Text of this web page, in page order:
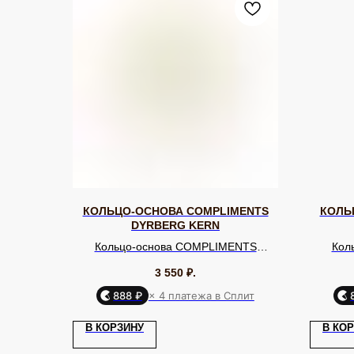
КОЛЬЦО-ОСНОВА COMPLIMENTS
DYRBERG KERN
Кольцо-основа COMPLIMENTS
3 550 ₽.
888 ₽ × 4 платежа в Сплит
В КОРЗИНУ В
КАТАЛОГ
ЮВЕЛИРНАЯ БИЖУТЕРИЯ